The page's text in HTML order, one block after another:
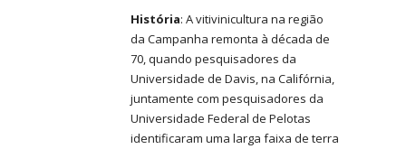
História: A vitivinicultura na região
da Campanha remonta à década de
70, quando pesquisadores da
Universidade de Davis, na Califórnia,
juntamente com pesquisadores da
Universidade Federal de Pelotas
identificaram uma larga faixa de terra